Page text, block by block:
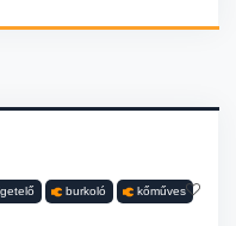
burkoló kőműves